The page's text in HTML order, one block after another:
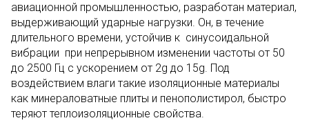
авиационной промышленностью, разработан материал,
выдерживающий ударные нагрузки. Он, в течение
длительного времени, устойчив к синусоидальной
вибрации при непрерывном изменении частоты от 50
до 2500 Гц с ускорением от 2g до 15g. Под
воздействием влаги такие изоляционные материалы
как минераловатные плиты и пенополистирол, быстро
теряют теплоизоляционные свойства.